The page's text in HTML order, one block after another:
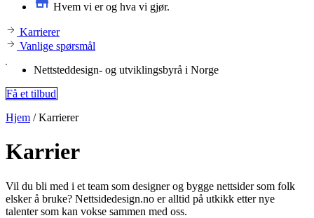
Hvem vi er og hva vi gjør.
Karrierer
Vanlige spørsmål
Nettsteddesign- og utviklingsbyrå i Norge
Få et tilbud
Hjem /Karrierer
Karrier
Vil du bli med i et team som designer og bygge nettsider som folk
elsker å bruke? Nettsidedesign.no er alltid på utkikk etter nye
talenter som kan vokse sammen med oss.